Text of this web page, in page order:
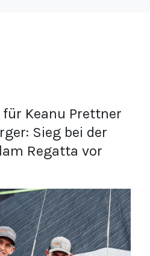
Keanu Prettner
Sieg bei der
Regatta vor